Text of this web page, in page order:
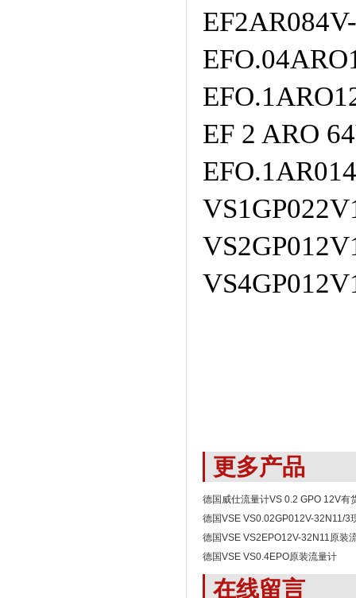
EF 2 ARO
更多产品
德国威仕流量计VS 0.2 GPO 12V有
德国VSE VS0.02GP012V-32N11/3
德国VSE VS2EPO12V-32N11原装
德国VSE VS0.4EPO原装流量计
在线留言